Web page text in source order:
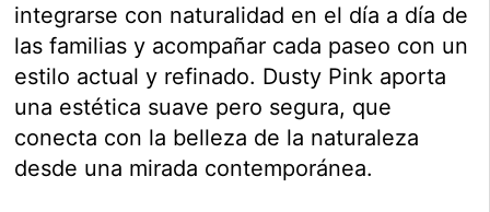
integrarse con naturalidad en el día a día de
las familias y acompañar cada paseo con un
estilo actual y refinado. Dusty Pink aporta
una estética suave pero segura, que
conecta con la belleza de la naturaleza
desde una mirada contemporánea.